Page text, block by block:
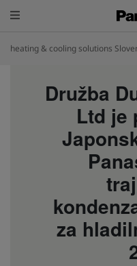
heating & cooling solutions
Družba
Ltd je
za